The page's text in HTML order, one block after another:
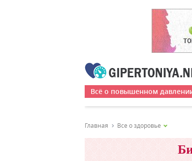
Всё о повышенном
Главная Все о здоровье